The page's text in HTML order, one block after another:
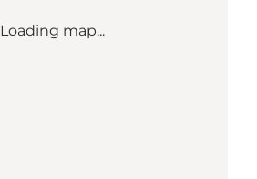
Loading map...